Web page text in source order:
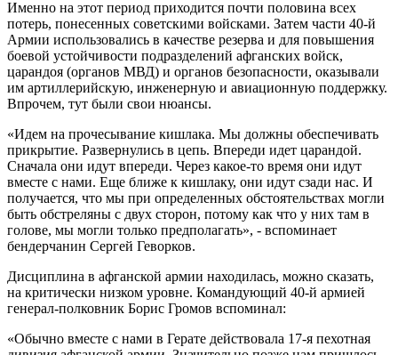
Именно на этот период приходится почти половина всех
потерь, понесенных советскими войсками. Затем части 40-й
Армии использовались в качестве резерва и для повышения
боевой устойчивости подразделений афганских войск,
царандоя (органов МВД) и органов безопасности, оказывали
им артиллерийскую, инженерную и авиационную поддержку.
Впрочем, тут были свои нюансы.
«Идем на прочесывание кишлака. Мы должны обеспечивать
прикрытие. Развернулись в цепь. Впереди идет царандой.
Сначала они идут впереди. Через какое-то время они идут
вместе с нами. Еще ближе к кишлаку, они идут сзади нас. И
получается, что мы при определенных обстоятельствах могли
быть обстреляны с двух сторон, потому как что у них там в
голове, мы могли только предполагать», - вспоминает
бендерчанин Сергей Геворков.
Дисциплина в афганской армии находилась, можно сказать,
на критически низком уровне. Командующий 40-й армией
генерал-полковник Борис Громов вспоминал:
«Обычно вместе с нами в Герате действовала 17-я пехотная